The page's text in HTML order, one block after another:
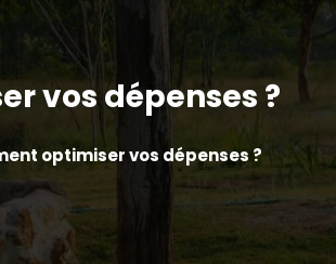
vos dépenses ?
optimiser vos dépenses ?